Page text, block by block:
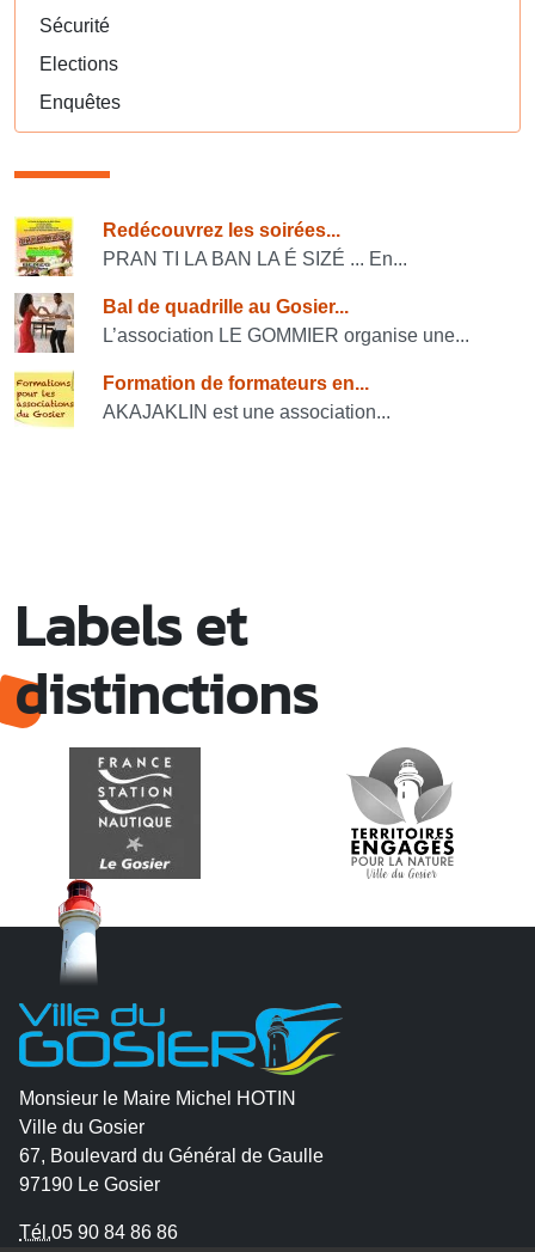
Sécurité
Elections
Enquêtes
Consulter également
Redécouvrez les soirées...
PRAN TI LA BAN LA É SIZÉ ... En...
Bal de quadrille au Gosier...
L’association LE GOMMIER organise une...
Formation de formateurs en...
AKAJAKLIN est une association...
Labels et
distinctions
Monsieur le Maire Michel HOTIN
Ville du Gosier
67, Boulevard du Général de Gaulle
97190 Le Gosier
Tél.05 90 84 86 86